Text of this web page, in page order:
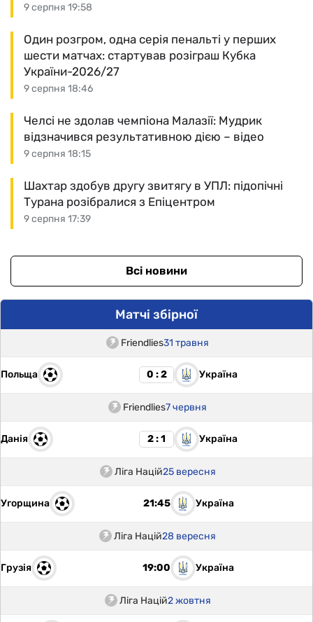
9 серпня 19:58
9 серпня 18:46
Один розгром, одна серія пенальті у перших
шести матчах: стартував розіграш Кубка
України-2026/27
9 серпня 18:15
Челсі не здолав чемпіона Малазії: Мудрик
відзначився результативною дією – відео
9 серпня 17:39
Шахтар здобув другу звитягу в УПЛ: підопічні
Турана розібралися з Епіцентром
Всі новини
Матчі збірної
Friendlies31 травня
Польща 0 : 2 Україна
Friendlies7 червня
Данія 2 : 1 Україна
Ліга Націй25 вересня
Угорщина 21:45 Україна
Ліга Націй28 вересня
Грузія 19:00 Україна
Ліга Націй2 жовтня